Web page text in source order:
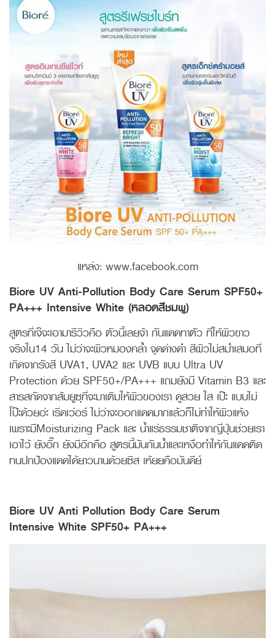
แหล่ง: www.facebook.com
Biore UV Anti-Pollution Body Care Serum SPF50+
PA+++ Intensive White (หลอดสีชมพู)
สูตรที่เจ๊จะเอามารีวิวคือ ตัวนี้เลยจ้า กันแดดทาตัว ที่ให้ผิวขาว
จริงใน14 วัน ไม่ว่าจะผิวหมองคล้ำ จุดด่างดำ สีผิวไม่สม่ำเสมอที่
เกิดจากรังสี UVA1, UVA2 และ UVB แบบ Ultra UV
Protection ด้วย SPF50+/PA+++ แถมยังมี Vitamin B3 และ
สารสกัดจากส้มยูซุที่จะมาเติมให้ผิวของเรา ดูสวย ใส เป๊ะ แบบไม่
โป๊ะด้วยอ่ะ เริ่ดเว่อร์ ไม่ว่าจะออกแดดมากแล้วก็ไม่ทำให้ผิวแห้ง
เพราะมีMoisturizing Pack และ น้ำแร่ธรรมชาติจากญี่ปุ่นช่วยเรา
เอาไว้ ยังอี๊ก ยังมีอีกคือ สูตรนี้มันกันน้ำและเหงื่อทำให้กันแดดติด
ทนปกป้องแดดได้ยาวนานด้วยซิส เห้ยยคือมันดีย์
Biore UV Anti Pollution Body Care Serum
Intensive White SPF50+ PA+++